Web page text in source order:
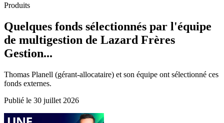
Produits
Quelques fonds sélectionnés par l'équipe
de multigestion de Lazard Frères
Gestion...
Thomas Planell (gérant-allocataire) et son équipe ont sélectionné ces
fonds externes.
Publié le 30 juillet 2026